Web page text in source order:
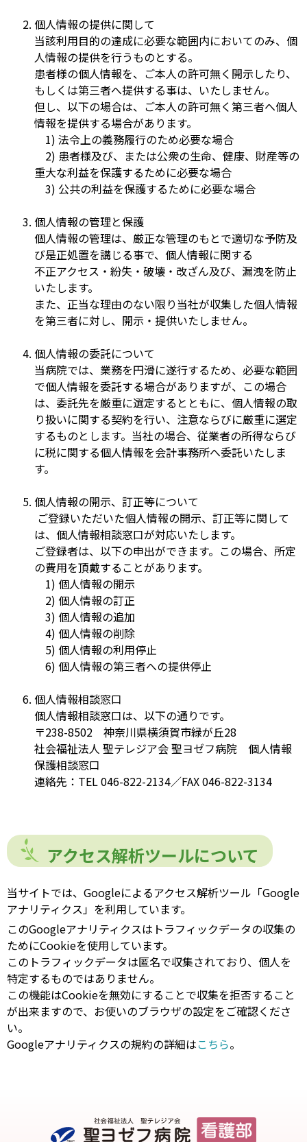
個人情報の提供に関して
当該利用目的の達成に必要な範囲内においてのみ、個
人情報の提供を行うものとする。
患者様の個人情報を、ご本人の許可無く開示したり、
もしくは第三者へ提供する事は、いたしません。
但し、以下の場合は、ご本人の許可無く第三者へ個人
情報を提供する場合があります。
1) 法令上の義務履行のため必要な場合
2) 患者様及び、または公衆の生命、健康、財産等の
重大な利益を保護するために必要な場合
3) 公共の利益を保護するために必要な場合
個人情報の管理と保護
個人情報の管理は、厳正な管理のもとで適切な予防及
び是正処置を講じる事で、個人情報に関する
不正アクセス・紛失・破壊・改ざん及び、漏洩を防止
いたします。
また、正当な理由のない限り当社が収集した個人情報
を第三者に対し、開示・提供いたしません。
個人情報の委託について
当病院では、業務を円滑に遂行するため、必要な範囲
で個人情報を委託する場合がありますが、この場合
は、委託先を厳重に選定するとともに、個人情報の取
り扱いに関する契約を行い、注意ならびに厳重に選定
するものとします。当社の場合、従業者の所得ならび
に税に関する個人情報を会計事務所へ委託いたしま
す。
個人情報の開示、訂正等について
ご登録いただいた個人情報の開示、訂正等に関して
は、個人情報相談窓口が対応いたします。
ご登録者は、以下の申出ができます。この場合、所定
の費用を頂戴することがあります。
1) 個人情報の開示
2) 個人情報の訂正
3) 個人情報の追加
4) 個人情報の削除
5) 個人情報の利用停止
6) 個人情報の第三者への提供停止
個人情報相談窓口
個人情報相談窓口は、以下の通りです。
〒238-8502 神奈川県横須賀市緑が丘28
社会福祉法人 聖テレジア会 聖ヨゼフ病院 個人情報
保護相談窓口
連絡先：TEL 046-822-2134／FAX 046-822-3134
アクセス解析ツールについて
当サイトでは、Googleによるアクセス解析ツール「Google
アナリティクス」を利用しています。
このGoogleアナリティクスはトラフィックデータの収集の
ためにCookieを使用しています。
このトラフィックデータは匿名で収集されており、個人を
特定するものではありません。
この機能はCookieを無効にすることで収集を拒否すること
が出来ますので、お使いのブラウザの設定をご確認くださ
い。
Googleアナリティクスの規約の詳細はこちら。